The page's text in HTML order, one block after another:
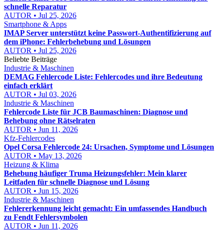
schnelle Reparatur
AUTOR • Jul 25, 2026
Smartphone & Apps
IMAP Server unterstützt keine Passwort-Authentifizierung auf
dem iPhone: Fehlerbehebung und Lösungen
AUTOR • Jul 25, 2026
Beliebte Beiträge
Industrie & Maschinen
DEMAG Fehlercode Liste: Fehlercodes und ihre Bedeutung
einfach erklärt
AUTOR • Jul 03, 2026
Industrie & Maschinen
Fehlercode Liste für JCB Baumaschinen: Diagnose und
Behebung ohne Rätselraten
AUTOR • Jun 11, 2026
Kfz-Fehlercodes
Opel Corsa Fehlercode 24: Ursachen, Symptome und Lösungen
AUTOR • May 13, 2026
Heizung & Klima
Behebung häufiger Truma Heizungsfehler: Mein klarer
Leitfaden für schnelle Diagnose und Lösung
AUTOR • Jun 15, 2026
Industrie & Maschinen
Fehlererkennung leicht gemacht: Ein umfassendes Handbuch
zu Fendt Fehlersymbolen
AUTOR • Jun 11, 2026